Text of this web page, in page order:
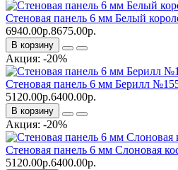
Стеновая панель 6 мм Белый
6940.00р.8675.00р.
В корзину
Акция: -20%
Стеновая панель 6 мм Берилл
5120.00р.6400.00р.
В корзину
Акция: -20%
Стеновая панель 6 мм Слоновая
5120.00р.6400.00р.